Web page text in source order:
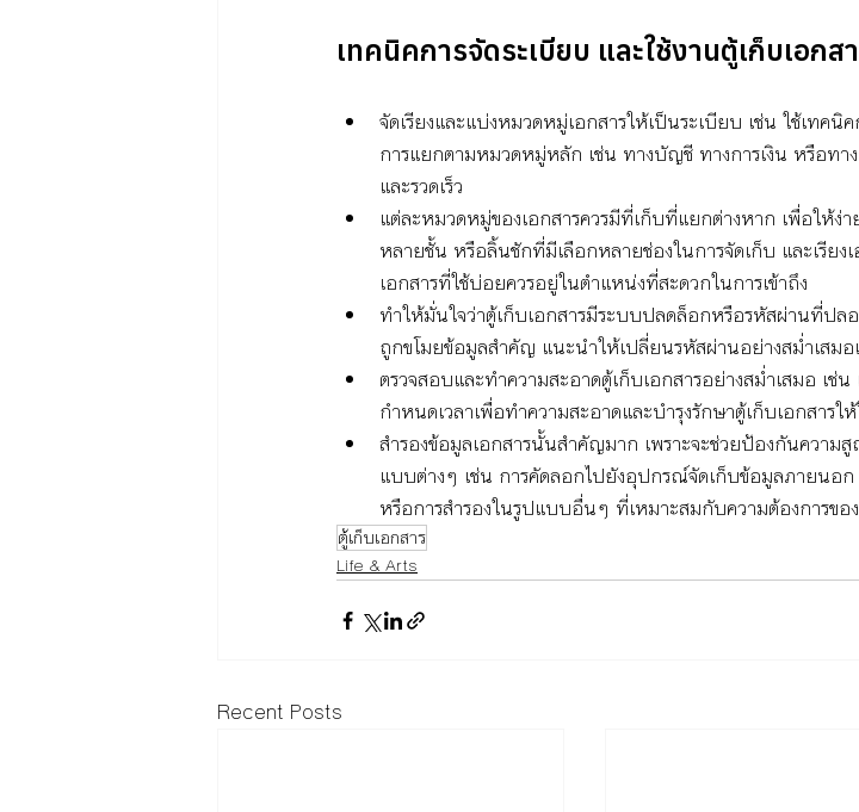
เทคนิคการจัดระเบียบ และใช้งานตู้เก็บเอกส
จัดเรียงและแบ่งหมวดหมู่เอกสารให้เป็นระเบียบ เช่น ใช้เทคนิ
การแยกตามหมวดหมู่หลัก เช่น ทางบัญชี ทางการเงิน หรือทา
และรวดเร็ว
แต่ละหมวดหมู่ของเอกสารควรมีที่เก็บที่แยกต่างหาก เพื่อให้ง่า
หลายชั้น หรือลิ้นชักที่มีเลือกหลายช่องในการจัดเก็บ และเรียง
เอกสารที่ใช้บ่อยควรอยู่ในตำแหน่งที่สะดวกในการเข้าถึง
ทำให้มั่นใจว่าตู้เก็บเอกสารมีระบบปลดล็อกหรือรหัสผ่านที่ปล
ถูกขโมยข้อมูลสำคัญ แนะนำให้เปลี่ยนรหัสผ่านอย่างสม่ำเสมอ
ตรวจสอบและทำความสะอาดตู้เก็บเอกสารอย่างสม่ำเสมอ เ
กำหนดเวลาเพื่อทำความสะอาดและบำรุงรักษาตู้เก็บเอกสารใ
สำรองข้อมูลเอกสารนั้นสำคัญมาก เพราะจะช่วยป้องกันความ
แบบต่างๆ เช่น การคัดลอกไปยังอุปกรณ์จัดเก็บข้อมูลภายน
หรือการสำรองในรูปแบบอื่นๆ ที่เหมาะสมกับความต้องการข
ตู้เก็บเอกสาร
Life & Arts
Recent Posts